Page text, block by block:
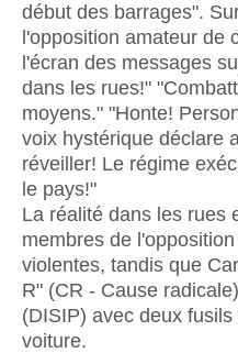
début des barrages".
l'opposition amateur de
l'écran des messages
dans les rues!"
moyens." "Honte!
voix hystérique déclare
réveiller! Le régime
le pays!"
La réalité dans les rues
membres de
violentes, tandis que
R" (CR - Cause
(DISIP) avec deux
voiture.